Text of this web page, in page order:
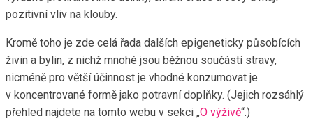
pozitivní vliv na klouby.
Kromě toho je zde celá řada dalších epigeneticky působících
živin a bylin, z nichž mnohé jsou běžnou součástí stravy,
nicméně pro větší účinnost je vhodné konzumovat je
v koncentrované formě jako potravní doplňky. (Jejich rozsáhlý
přehled najdete na tomto webu v sekci „O výživě“.)